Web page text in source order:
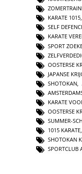
KARATE 1015,
SELF
KARATE
SPORT
OOSTERSE
JAPANSE
SHOTOKAN
KARATE
OOSTERSE
SUMMER-
1015 KARATE,
SHOTOKAN
SPORTCLUB